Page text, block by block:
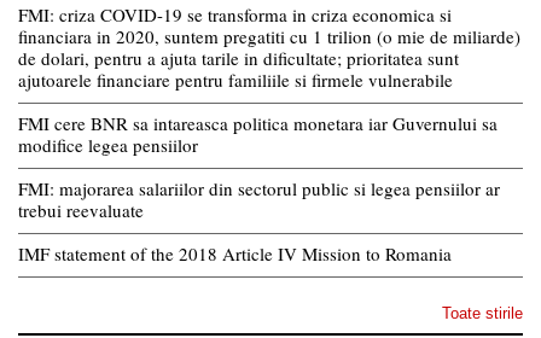
FMI: criza COVID-19 se transforma in criza economica si
financiara in 2020, suntem pregatiti cu 1 trilion (o mie de miliarde)
de dolari, pentru a ajuta tarile in dificultate; prioritatea sunt
ajutoarele financiare pentru familiile si firmele vulnerabile
FMI cere BNR sa intareasca politica monetara iar Guvernului sa
modifice legea pensiilor
FMI: majorarea salariilor din sectorul public si legea pensiilor ar
trebui reevaluate
IMF statement of the 2018 Article IV Mission to Romania
Toate stirile